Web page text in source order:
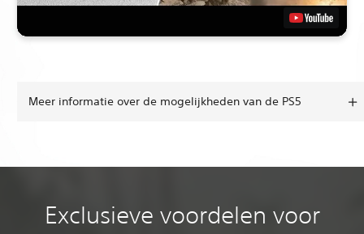
Meer informatie over de mogelijkheden van de PS5
Exclusieve voordelen voor